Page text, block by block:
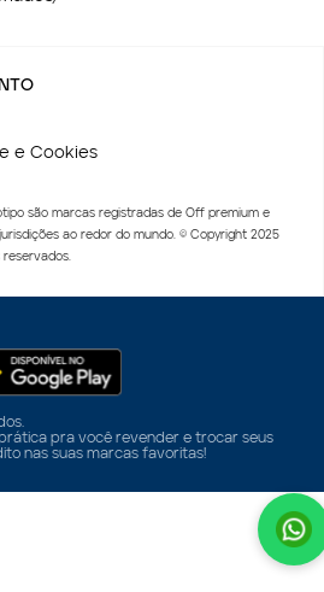
e Cookies
são marcas registradas de Off premium e
ao redor do mundo. © Copyright 2025
reservados.
pra você revender e trocar seus
nas suas marcas favoritas!